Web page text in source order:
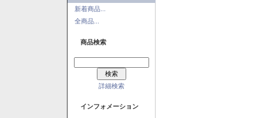
新着商品...
全商品...
商品検索
詳細検索
インフォメーション